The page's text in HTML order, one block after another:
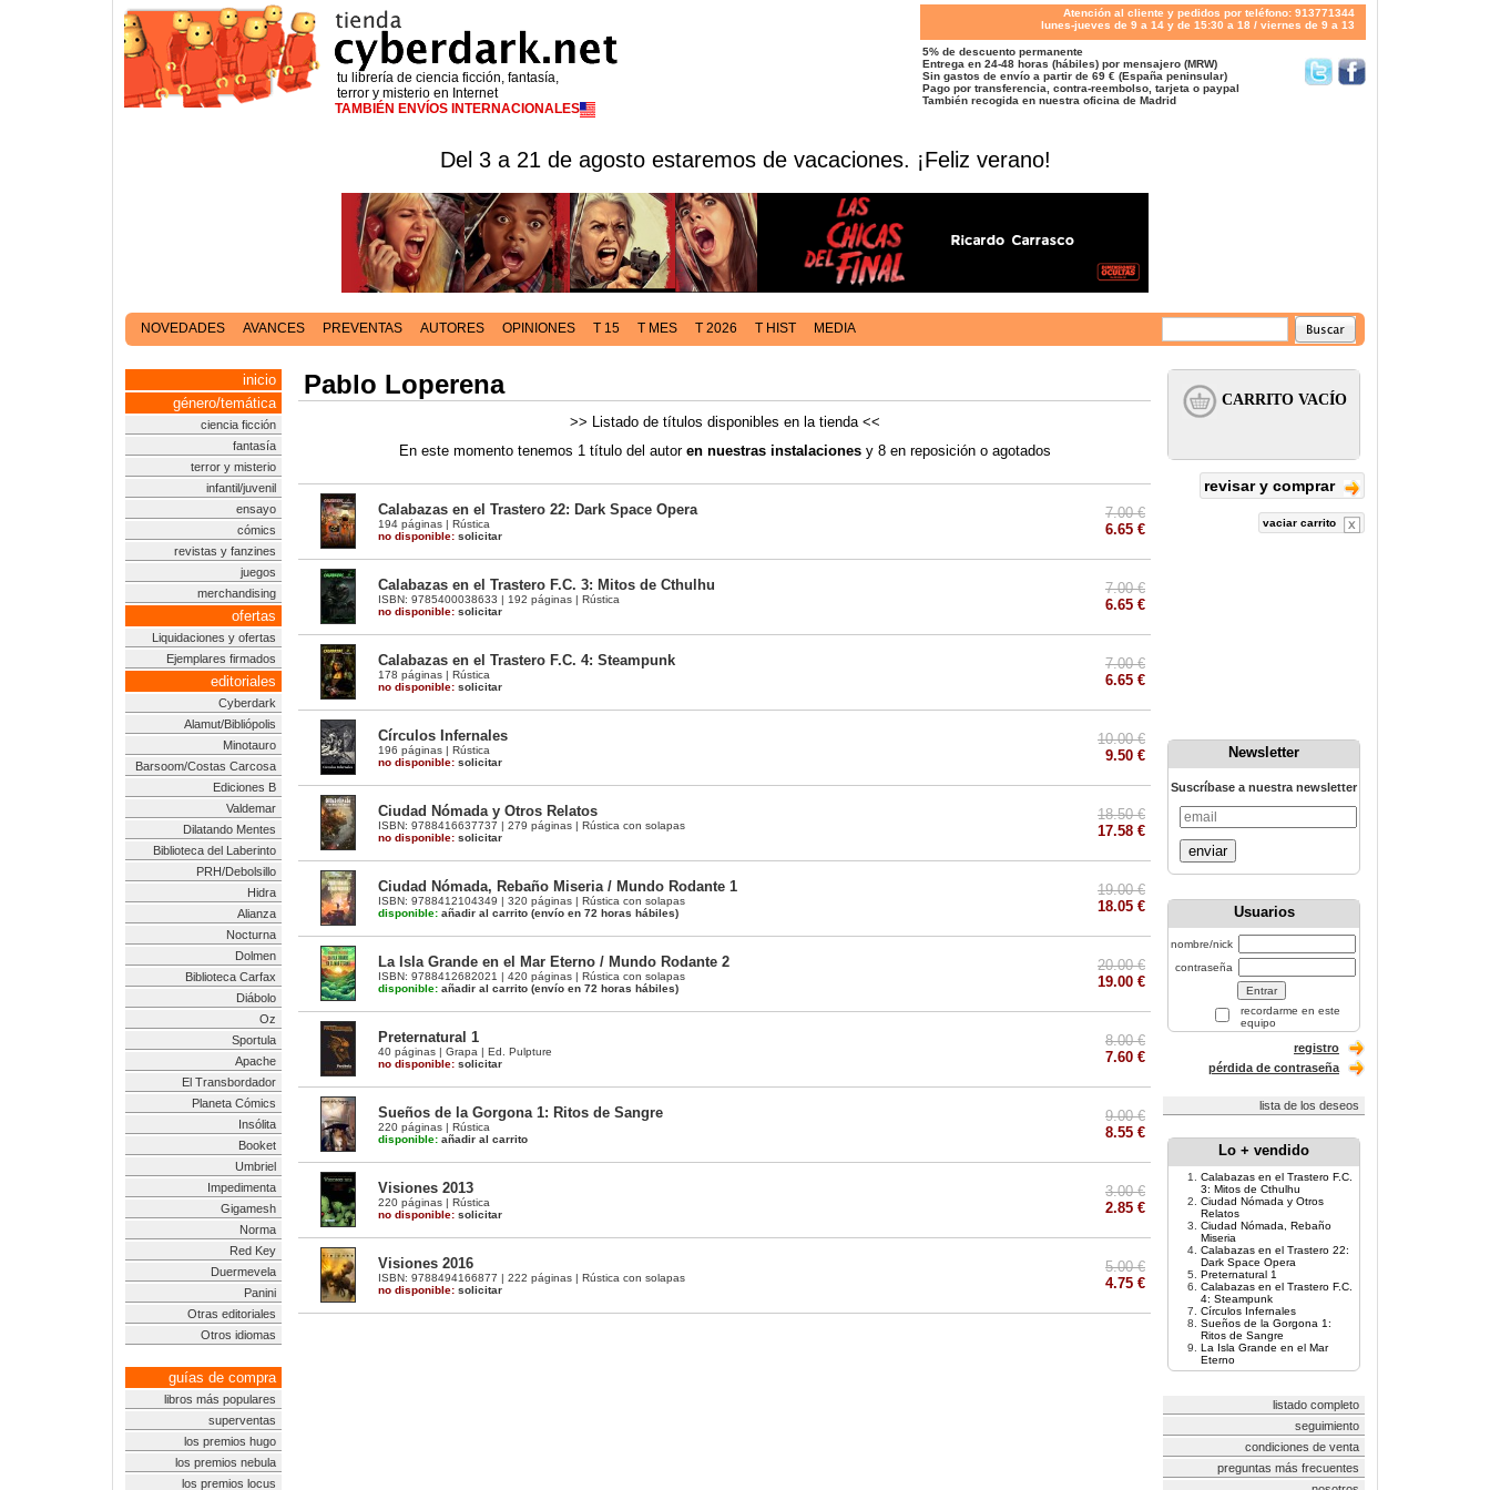
tu librería de ciencia ficción, fantasía,
terror y misterio en Internet
TAMBIÉN ENVÍOS INTERNACIONALES
Atención al cliente y pedidos por teléfono: 913771344
lunes-jueves de 9 a 14 y de 15:30 a 18 / viernes de 9 a 13
5% de descuento permanente
Entrega en 24-48 horas (hábiles) por mensajero (MRW)
Sin gastos de envío a partir de 69 € (España peninsular)
Pago por transferencia, contra-reembolso, tarjeta o paypal
También recogida en nuestra oficina de Madrid
Del 3 a 21 de agosto estaremos de vacaciones. ¡Feliz verano!
NOVEDADES AVANCES PREVENTAS AUTORES OPINIONES T 15 T MES T 2026 T HIST MEDIA
inicio
género/temática
ciencia ficción
fantasía
terror y misterio
infantil/juvenil
ensayo
cómics
revistas y fanzines
juegos
merchandising
ofertas
Liquidaciones y ofertas
Ejemplares firmados
editoriales
Cyberdark
Alamut/Bibliópolis
Minotauro
Barsoom/Costas Carcosa
Ediciones B
Valdemar
Dilatando Mentes
Biblioteca del Laberinto
PRH/Debolsillo
Hidra
Alianza
Nocturna
Dolmen
Biblioteca Carfax
Diábolo
Oz
Sportula
Apache
El Transbordador
Planeta Cómics
Insólita
Booket
Umbriel
Impedimenta
Gigamesh
Norma
Red Key
Duermevela
Panini
Otras editoriales
Otros idiomas
guías de compra
libros más populares
superventas
los premios hugo
los premios nebula
los premios locus
Pablo Loperena
>> Listado de títulos disponibles en la tienda <<
En este momento tenemos 1 título del autor en nuestras instalacionesy 8 en reposición o agotados
Calabazas en el Trastero 22: Dark Space Opera
194 páginas | Rústica
no disponible: solicitar
7.00 €
6.65 €
Calabazas en el Trastero F.C. 3: Mitos de Cthulhu
ISBN: 9785400038633 | 192 páginas | Rústica
no disponible: solicitar
7.00 €
6.65 €
Calabazas en el Trastero F.C. 4: Steampunk
178 páginas | Rústica
no disponible: solicitar
7.00 €
6.65 €
Círculos Infernales
196 páginas | Rústica
no disponible: solicitar
10.00 €
9.50 €
Ciudad Nómada y Otros Relatos
ISBN: 9788416637737 | 279 páginas | Rústica con solapas
no disponible: solicitar
18.50 €
17.58 €
Ciudad Nómada, Rebaño Miseria / Mundo Rodante 1
ISBN: 9788412104349 | 320 páginas | Rústica con solapas
disponible: añadir al carrito (envío en 72 horas hábiles)
19.00 €
18.05 €
La Isla Grande en el Mar Eterno / Mundo Rodante 2
ISBN: 9788412682021 | 420 páginas | Rústica con solapas
disponible: añadir al carrito (envío en 72 horas hábiles)
20.00 €
19.00 €
Preternatural 1
40 páginas | Grapa | Ed. Pulpture
no disponible: solicitar
8.00 €
7.60 €
Sueños de la Gorgona 1: Ritos de Sangre
220 páginas | Rústica
disponible: añadir al carrito
9.00 €
8.55 €
Visiones 2013
220 páginas | Rústica
no disponible: solicitar
3.00 €
2.85 €
Visiones 2016
ISBN: 9788494166877 | 222 páginas | Rústica con solapas
no disponible: solicitar
5.00 €
4.75 €
revisar y comprar
vaciar carrito
Newsletter
Suscríbase a nuestra newsletter
enviar
Usuarios
nombre/nick
contraseña
recordarme en este
equipo
registro
pérdida de contraseña
lista de los deseos
Lo + vendido
Calabazas en el Trastero F.C.
3: Mitos de Cthulhu
Ciudad Nómada y Otros
Relatos
Ciudad Nómada, Rebaño
Miseria
Calabazas en el Trastero 22:
Dark Space Opera
Preternatural 1
Calabazas en el Trastero F.C.
4: Steampunk
Círculos Infernales
Sueños de la Gorgona 1:
Ritos de Sangre
La Isla Grande en el Mar
Eterno
listado completo
seguimiento
condiciones de venta
preguntas más frecuentes